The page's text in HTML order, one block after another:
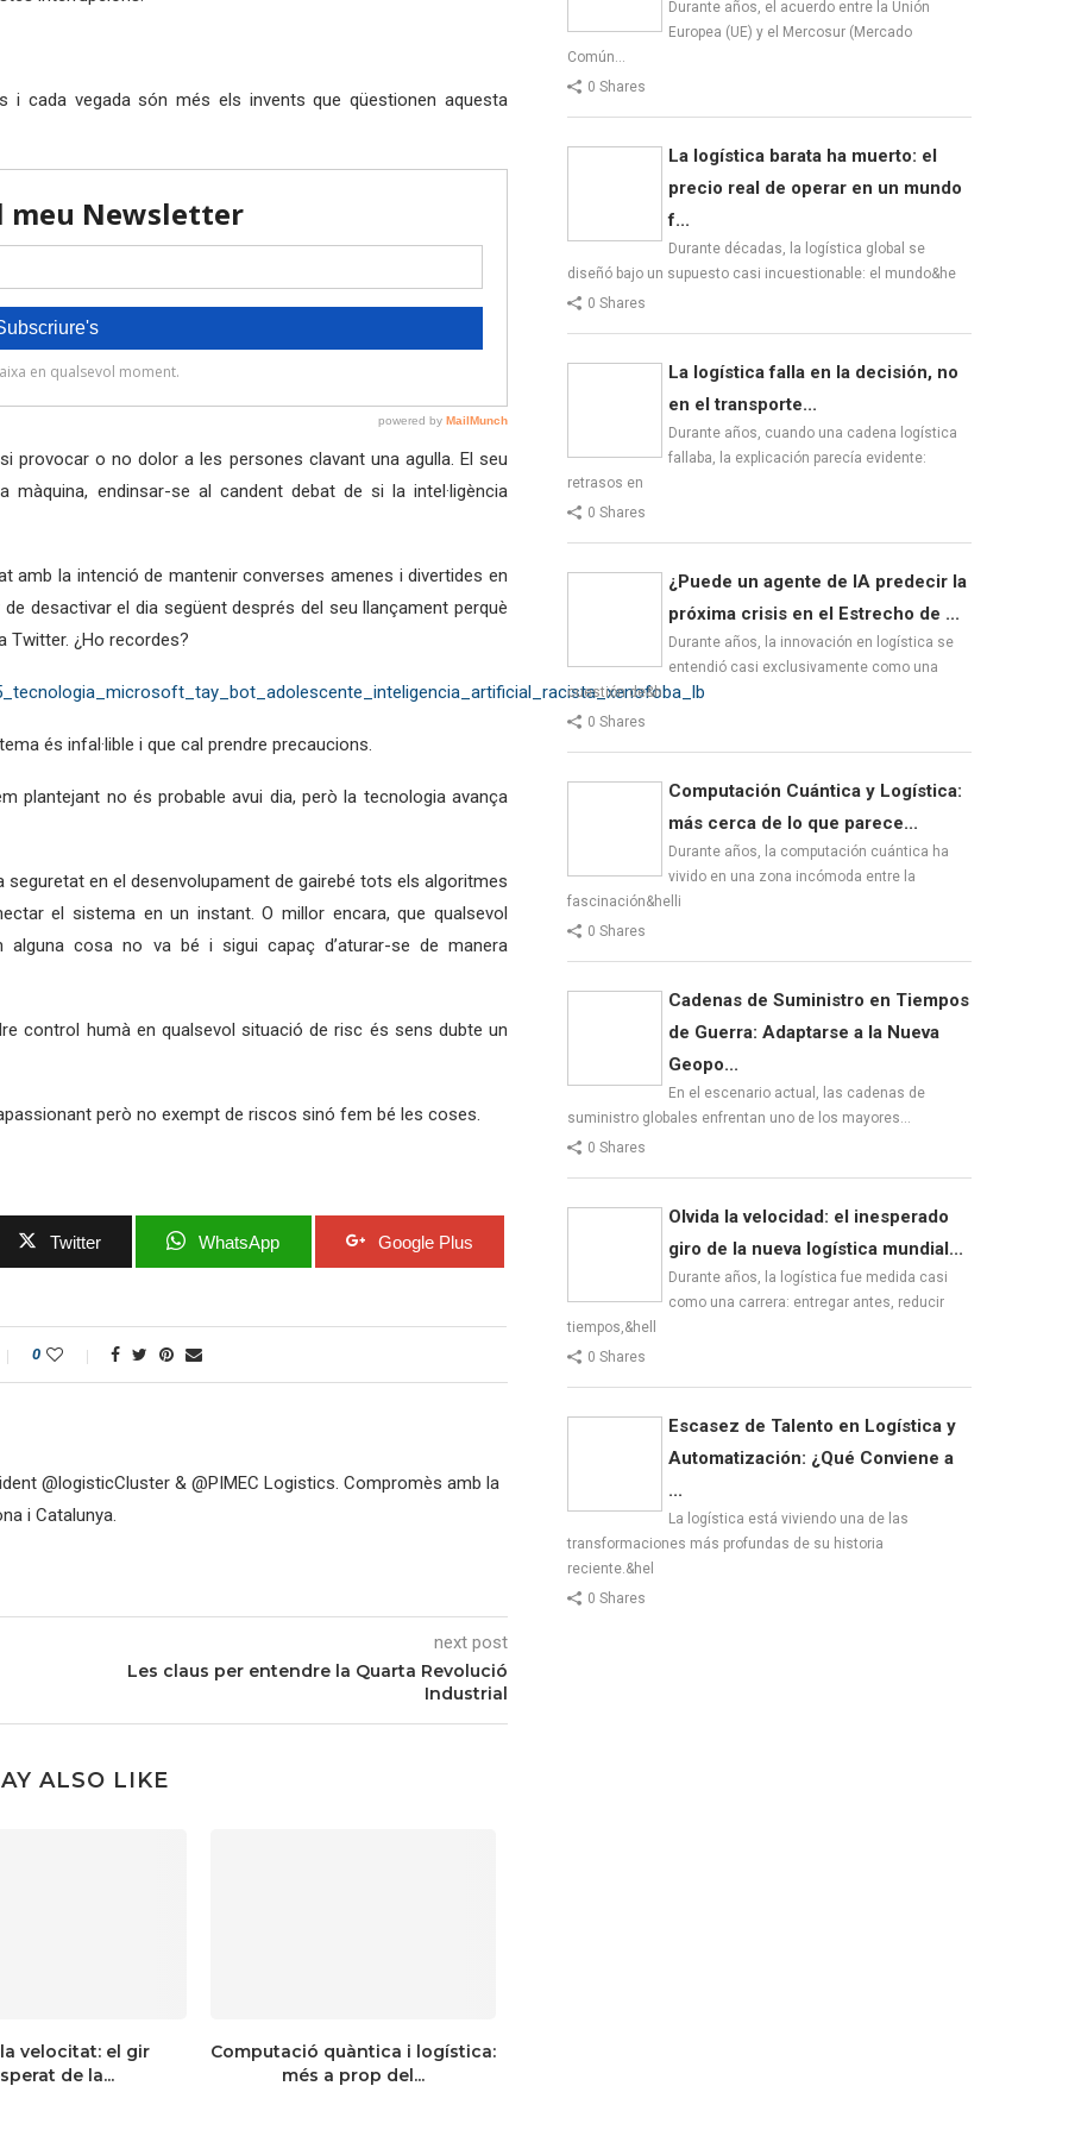
i cada vegada són més els invents que qüestionen aquesta
provocar o no dolor a les persones clavant una agulla. El seu
màquina, endinsar-se al candent debat de si la intel·ligència
amb la intenció de mantenir converses amenes i divertides en
desactivar el dia següent després del seu llançament perquè
Twitter. ¿Ho recordes?
és infal·lible i que cal prendre precaucions.
plantejant no és probable avui dia, però la tecnologia avança
en el desenvolupament de gairebé tots els algoritmes
el sistema en un instant. O millor encara, que qualsevol
alguna cosa no va bé i sigui capaç d’aturar-se de manera
control humà en qualsevol situació de risc és sens dubte un
però no exempt de riscos sinó fem bé les coses.
Twitter WhatsApp Google Plus
0
@logisticCluster & @PIMEC Logistics. Compromès amb la
i Catalunya.
next post
Les claus per entendre la Quarta Revolució
Industrial
ALSO LIKE
velocitat: el gir
de la...
Computació quàntica i logística:
més a prop del...
Durante años, el acuerdo entre la Unión
Europea (UE) y el Mercosur (Mercado
Común…
0 Shares
La logística barata ha muerto: el
precio real de operar en un mundo
f...
Durante décadas, la logística global se
diseñó bajo un supuesto casi incuestionable: el mundo&he
0 Shares
La logística falla en la decisión, no
en el transporte...
Durante años, cuando una cadena logística
fallaba, la explicación parecía evidente:
retrasos en
0 Shares
¿Puede un agente de IA predecir la
próxima crisis en el Estrecho de ...
Durante años, la innovación en logística se
entendió casi exclusivamente como una
cuestión de&h
0 Shares
Computación Cuántica y Logística:
más cerca de lo que parece...
Durante años, la computación cuántica ha
vivido en una zona incómoda entre la
fascinación&helli
0 Shares
Cadenas de Suministro en Tiempos
de Guerra: Adaptarse a la Nueva
Geopo...
En el escenario actual, las cadenas de
suministro globales enfrentan uno de los mayores…
0 Shares
Olvida la velocidad: el inesperado
giro de la nueva logística mundial...
Durante años, la logística fue medida casi
como una carrera: entregar antes, reducir
tiempos,&hell
0 Shares
Escasez de Talento en Logística y
Automatización: ¿Qué Conviene a
...
La logística está viviendo una de las
transformaciones más profundas de su historia
reciente.&hel
0 Shares